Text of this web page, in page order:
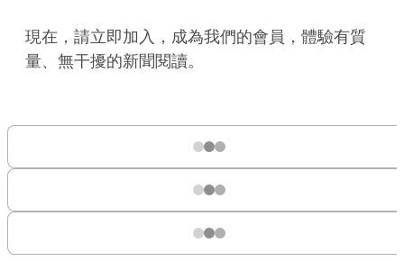
現在，請立即加入，成為我們的會員，體驗有質
量、無干擾的新聞閱讀。